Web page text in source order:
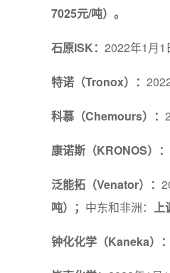
7025元/吨）。
石原ISK： 2022年1月1
特诺（Tronox）：
科慕（Chemours）：
康诺斯（KRONOS）：
泛能拓（Venator）：
吨）； 中东和非洲： 上
钟化化学（Kaneka）：